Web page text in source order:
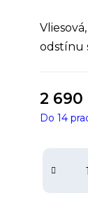
odstínu
2
Do 14